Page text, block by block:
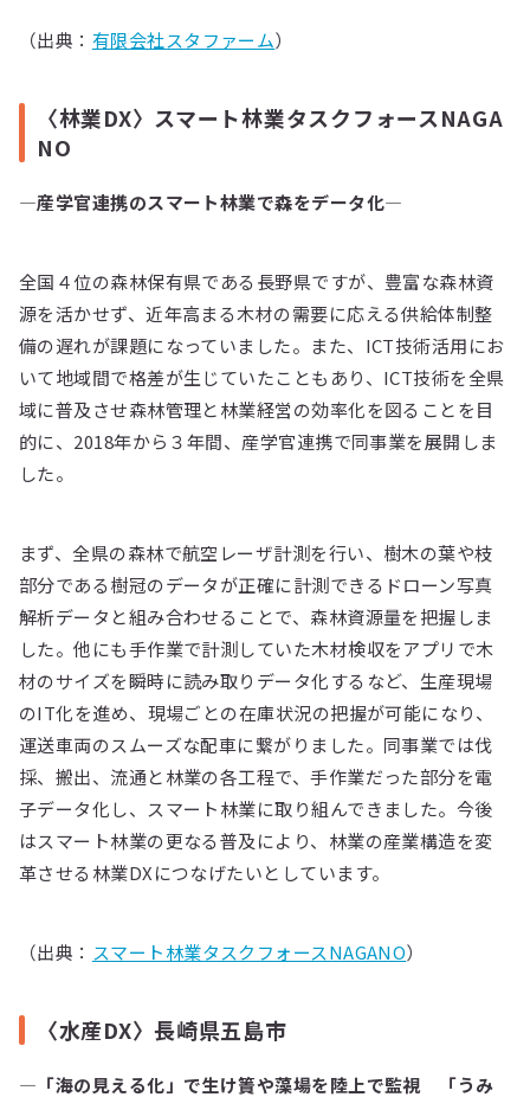
（出典： 有限会社スタファーム）
〈林業DX〉スマート林業タスクフォースNAGA
NO
―産学官連携のスマート林業で森をデータ化―
全国４位の森林保有県である長野県ですが、豊富な森林資
源を活かせず、近年高まる木材の需要に応える供給体制整
備の遅れが課題になっていました。また、ICT技術活用にお
いて地域間で格差が生じていたこともあり、ICT技術を全県
域に普及させ森林管理と林業経営の効率化を図ることを目
的に、2018年から３年間、産学官連携で同事業を展開しま
した。
まず、全県の森林で航空レーザ計測を行い、樹木の葉や枝
部分である樹冠のデータが正確に計測できるドローン写真
解析データと組み合わせることで、森林資源量を把握しま
した。他にも手作業で計測していた木材検収をアプリで木
材のサイズを瞬時に読み取りデータ化するなど、生産現場
のIT化を進め、現場ごとの在庫状況の把握が可能になり、
運送車両のスムーズな配車に繋がりました。同事業では伐
採、搬出、流通と林業の各工程で、手作業だった部分を電
子データ化し、スマート林業に取り組んできました。今後
はスマート林業の更なる普及により、林業の産業構造を変
革させる林業DXにつなげたいとしています。
（出典： スマート林業タスクフォースNAGANO）
〈水産DX〉長崎県五島市
―「海の見える化」で生け簀や藻場を陸上で監視 「うみ